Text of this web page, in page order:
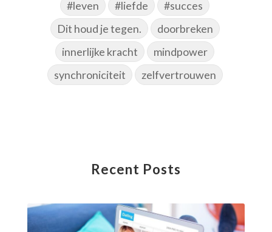
#leven #liefde
#succes
Dit houd je tegen.
doorbreken
innerlijke kracht
mindpower
synchroniciteit
zelfvertrouwen
Recent Posts